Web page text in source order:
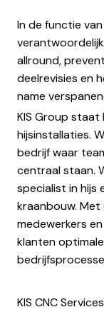
In de functie
allround,
deelrevisies en
name
KIS Group
hijsinstallaties.
bedrijf waar
centraal staan.
specialist in hijs
kraanbouw. Met
medewerkers
klanten
KIS CNC